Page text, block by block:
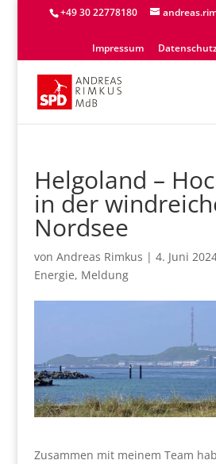
+49 30 22778180
Impressum
Helgoland –
in der
Nordsee
von Andreas Rimkus | 4. Juni
Energie, Meldung
Zusammen mit meinem Team